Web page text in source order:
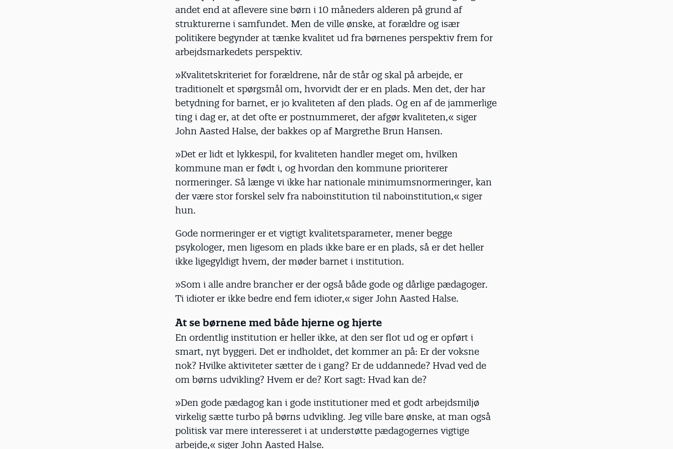
andet end at aflevere sine børn i 10 måneders alderen på grund af
strukturerne i samfundet. Men de ville ønske, at forældre og især
politikere begynder at tænke kvalitet ud fra børnenes perspektiv frem for
arbejdsmarkedets perspektiv.
»Kvalitetskriteriet for forældrene, når de står og skal på arbejde, er
traditionelt et spørgsmål om, hvorvidt der er en plads. Men det, der har
betydning for barnet, er jo kvaliteten af den plads. Og en af de jammerlige
ting i dag er, at det ofte er postnummeret, der afgør kvaliteten,« siger
John Aasted Halse, der bakkes op af Margrethe Brun Hansen.
»Det er lidt et lykkespil, for kvaliteten handler meget om, hvilken
kommune man er født i, og hvordan den kommune prioriterer
normeringer. Så længe vi ikke har nationale minimumsnormeringer, kan
der være stor forskel selv fra naboinstitution til naboinstitution,« siger
hun.
Gode normeringer er et vigtigt kvalitetsparameter, mener begge
psykologer, men ligesom en plads ikke bare er en plads, så er det heller
ikke ligegyldigt hvem, der møder barnet i institution.
»Som i alle andre brancher er der også både gode og dårlige pædagoger.
Ti idioter er ikke bedre end fem idioter,« siger John Aasted Halse.
At se børnene med både hjerne og hjerte
En ordentlig institution er heller ikke, at den ser flot ud og er opført i
smart, nyt byggeri. Det er indholdet, det kommer an på: Er der voksne
nok? Hvilke aktiviteter sætter de i gang? Er de uddannede? Hvad ved de
om børns udvikling? Hvem er de? Kort sagt: Hvad kan de?
»Den gode pædagog kan i gode institutioner med et godt arbejdsmiljø
virkelig sætte turbo på børns udvikling. Jeg ville bare ønske, at man også
politisk var mere interesseret i at understøtte pædagogernes vigtige
arbejde,« siger John Aasted Halse.